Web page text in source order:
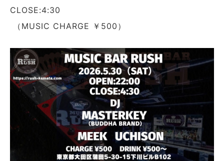
CLOSE:4:30
（MUSIC CHARGE ￥500）